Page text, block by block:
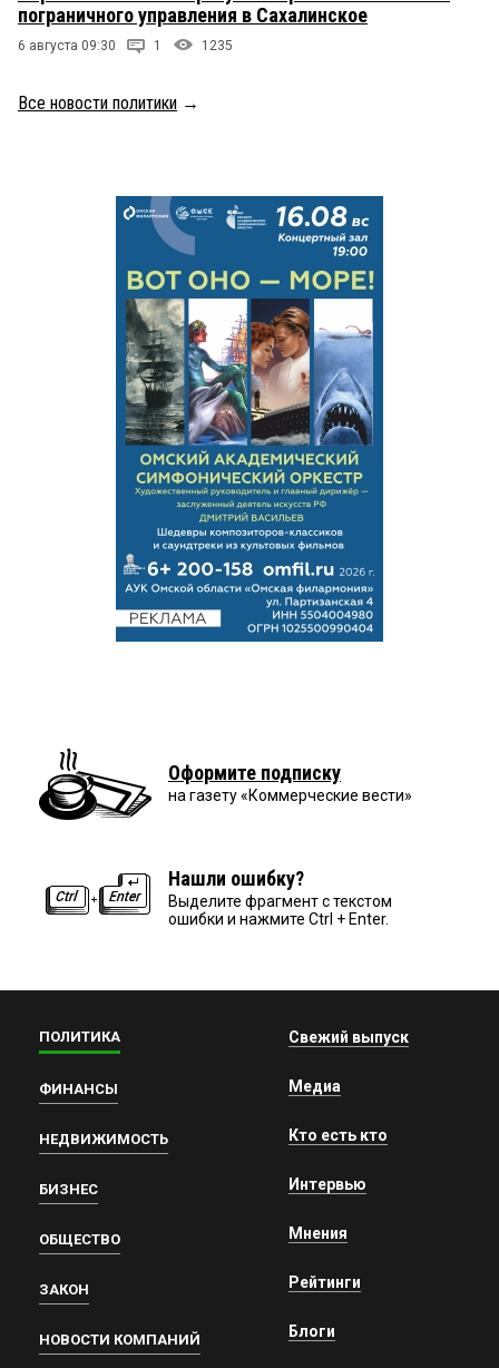
пограничного управления в Сахалинское
6 августа 09:30 1 1235
Все новости политики →
Оформите подписку
на газету «Коммерческие вести»
Нашли ошибку?
Выделите фрагмент с текстом
ошибки и нажмите Ctrl + Enter.
ПОЛИТИКА
ФИНАНСЫ
НЕДВИЖИМОСТЬ
БИЗНЕС
ОБЩЕСТВО
ЗАКОН
НОВОСТИ КОМПАНИЙ
Свежий выпуск
Медиа
Кто есть кто
Интервью
Мнения
Рейтинги
Блоги